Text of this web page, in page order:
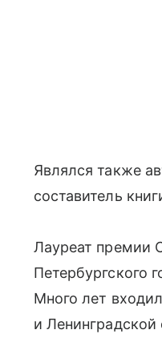
Являлся также
составитель
Лауреат премии
Петербургского
Много лет
и Ленинградской